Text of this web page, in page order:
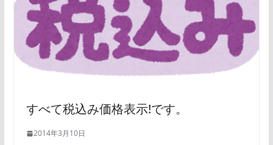
すべて税込み価格表示!です。
2014年3月10日